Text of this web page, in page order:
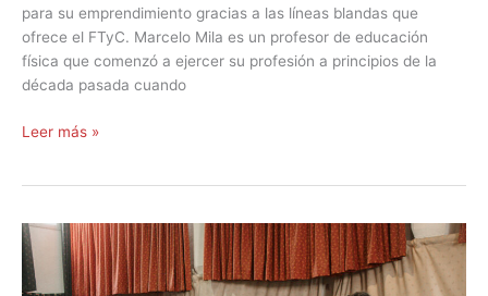
para su emprendimiento gracias a las líneas blandas que
ofrece el FTyC. Marcelo Mila es un profesor de educación
física que comenzó a ejercer su profesión a principios de la
década pasada cuando
Leer más »
El
FTyC
en